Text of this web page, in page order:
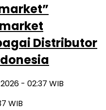
Distributor
- 02:37 WIB
WIB